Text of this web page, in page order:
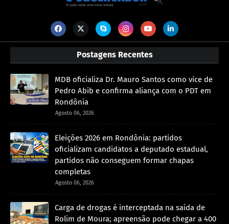
Postagens Recentes
MDB oficializa Dr. Mauro Santos como vice de
Pedro Abib e confirma aliança com o PDT em
Rondônia
Agosto 06, 2026
Eleições 2026 em Rondônia: partidos
oficializam candidatos a deputado estadual,
partidos não conseguem formar chapas
completas
Agosto 06, 2026
Carga de drogas é interceptada na saída de
Rolim de Moura; apreensão pode chegar a 400